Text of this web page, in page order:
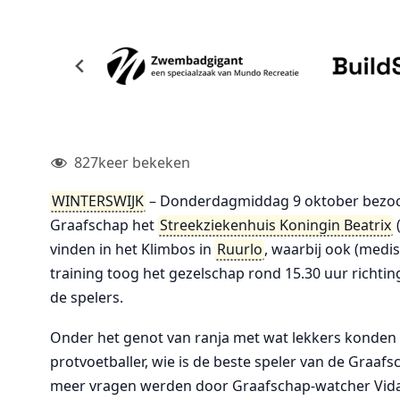
827keer bekeken
WINTERSWIJK – Donderdagmiddag 9 oktober
Graafschap het Streekziekenhuis Koningin Beatrix
vinden in het Klimbos in Ruurlo, waarbij ook
training toog het gezelschap rond 15.30 uur
de spelers.
Onder het genot van ranja met wat lekkers
protvoetballer, wie is de beste speler van de
meer vragen werden door Graafschap-watcher